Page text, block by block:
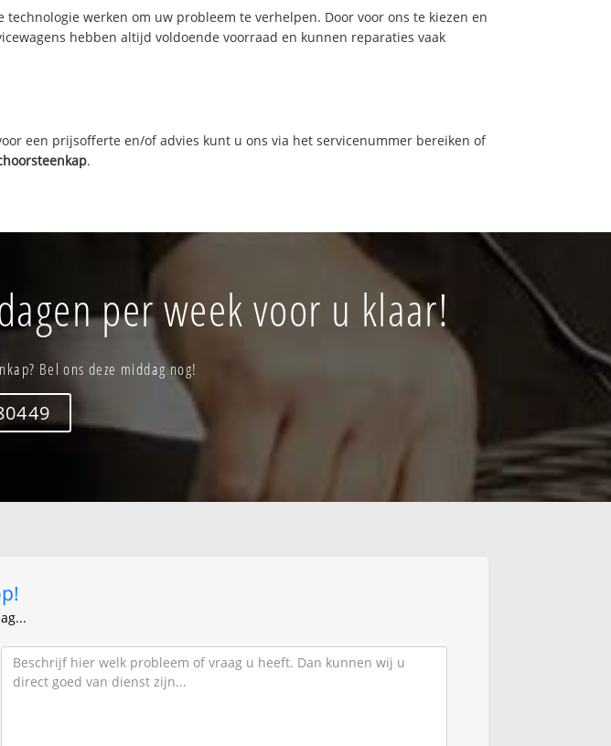
werken om uw probleem te verhelpen. Door voor ons te kiezen en
hebben altijd voldoende voorraad en kunnen reparaties vaak
een prijsofferte en/of advies kunt u ons via het servicenummer bereiken of
.
per week voor u klaar!
Bel ons deze middag nog!